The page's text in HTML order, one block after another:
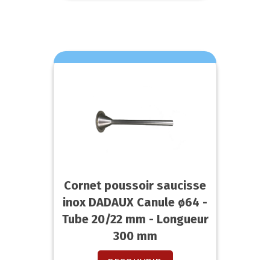
Cornet poussoir saucisse
inox DADAUX Canule ø64 -
Tube 20/22 mm - Longueur
300 mm